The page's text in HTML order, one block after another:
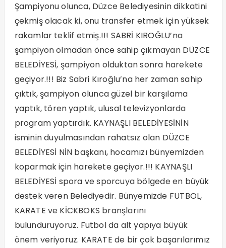
Şampiyonu olunca, Düzce Belediyesinin dikkatini
çekmiş olacak ki, onu transfer etmek için yüksek
rakamlar teklif etmiş.!!! SABRİ KIROĞLU’na
şampiyon olmadan önce sahip çıkmayan DÜZCE
BELEDİYESİ, şampiyon olduktan sonra harekete
geçiyor.!!! Biz Sabri Kıroğlu’na her zaman sahip
çıktık, şampiyon olunca güzel bir karşılama
yaptık, tören yaptık, ulusal televizyonlarda
program yaptırdık. KAYNAŞLI BELEDİYESİNİN
isminin duyulmasından rahatsız olan DÜZCE
BELEDİYESİ NİN başkanı, hocamızı bünyemizden
koparmak için harekete geçiyor.!!! KAYNAŞLI
BELEDİYESİ spora ve sporcuya bölgede en büyük
destek veren Belediyedir. Bünyemizde FUTBOL,
KARATE ve KİCKBOKS branşlarını
bulunduruyoruz. Futbol da alt yapıya büyük
önem veriyoruz. KARATE de bir çok başarılarımız